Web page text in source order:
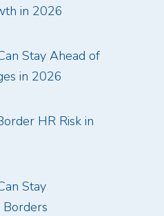
in 2026
Stay Ahead of
in 2026
HR Risk in
Stay